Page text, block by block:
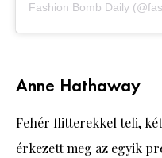
Anne Hathaway
Fehér flitterekkel teli,
érkezett meg az egyik